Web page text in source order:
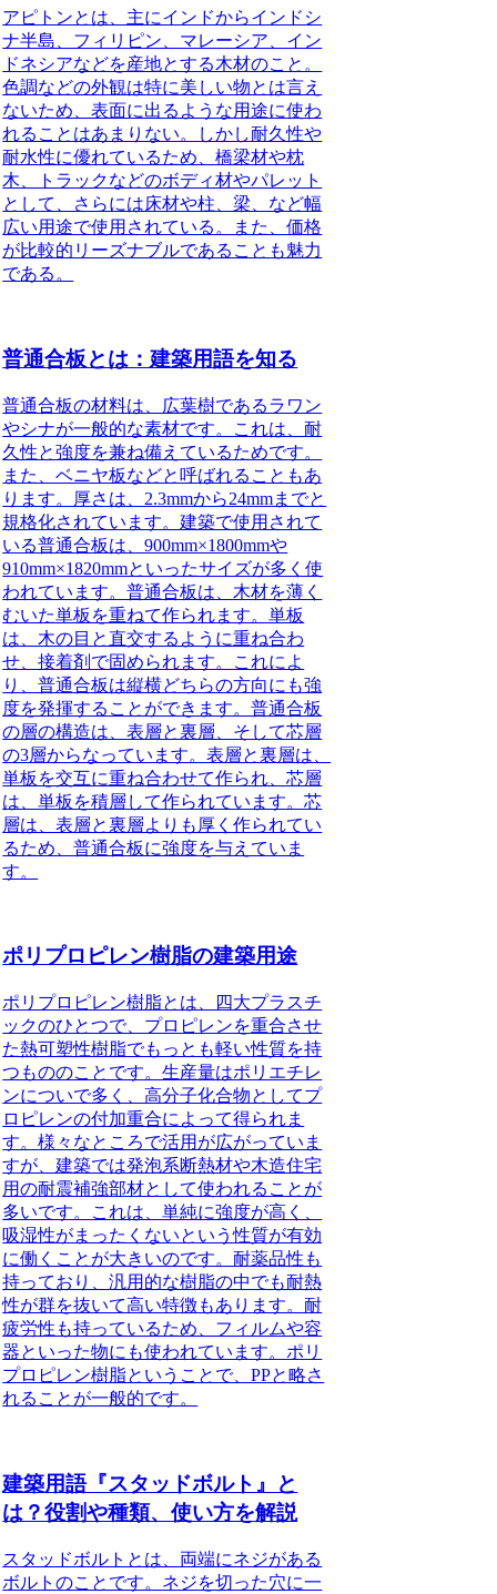
アピトンとは、主にインドからインドシ
ナ半島、フィリピン、マレーシア、イン
ドネシアなどを産地とする木材のこと。
色調などの外観は特に美しい物とは言え
ないため、表面に出るような用途に使わ
れることはあまりない。しかし耐久性や
耐水性に優れているため、橋梁材や枕
木、トラックなどのボディ材やパレット
として、さらには床材や柱、梁、など幅
広い用途で使用されている。また、価格
が比較的リーズナブルであることも魅力
である。
普通合板とは：建築用語を知る
普通合板の材料は、広葉樹であるラワン
やシナが一般的な素材です。これは、耐
久性と強度を兼ね備えているためです。
また、ベニヤ板などと呼ばれることもあ
ります。厚さは、2.3mmから24mmまでと
規格化されています。建築で使用されて
いる普通合板は、900mm×1800mmや
910mm×1820mmといったサイズが多く使
われています。普通合板は、木材を薄く
むいた単板を重ねて作られます。単板
は、木の目と直交するように重ね合わ
せ、接着剤で固められます。これによ
り、普通合板は縦横どちらの方向にも強
度を発揮することができます。普通合板
の層の構造は、表層と裏層、そして芯層
の3層からなっています。表層と裏層は、
単板を交互に重ね合わせて作られ、芯層
は、単板を積層して作られています。芯
層は、表層と裏層よりも厚く作られてい
るため、普通合板に強度を与えていま
す。
ポリプロピレン樹脂の建築用途
ポリプロピレン樹脂とは、四大プラスチ
ックのひとつで、プロピレンを重合させ
た熱可塑性樹脂でもっとも軽い性質を持
つもののことです。生産量はポリエチレ
ンについで多く、高分子化合物としてプ
ロピレンの付加重合によって得られま
す。様々なところで活用が広がっていま
すが、建築では発泡系断熱材や木造住宅
用の耐震補強部材として使われることが
多いです。これは、単純に強度が高く、
吸湿性がまったくないという性質が有効
に働くことが大きいのです。耐薬品性も
持っており、汎用的な樹脂の中でも耐熱
性が群を抜いて高い特徴もあります。耐
疲労性も持っているため、フィルムや容
器といった物にも使われています。ポリ
プロピレン樹脂ということで、PPと略さ
れることが一般的です。
建築用語『スタッドボルト』と
は？役割や種類、使い方を解説
スタッドボルトとは、両端にネジがある
ボルトのことです。ネジを切った穴に一